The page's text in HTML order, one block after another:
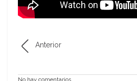
Anterior